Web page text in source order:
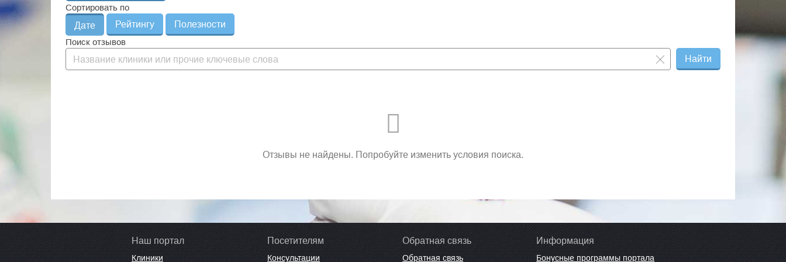
Сортировать по
Дате
Рейтингу
Полезности
Поиск отзывов
Найти
Отзывы не найдены. Попробуйте изменить условия поиска.
Наш портал
Клиники
Посетителям
Консультации
Обратная связь
Обратная связь
Информация
Бонусные программы портала